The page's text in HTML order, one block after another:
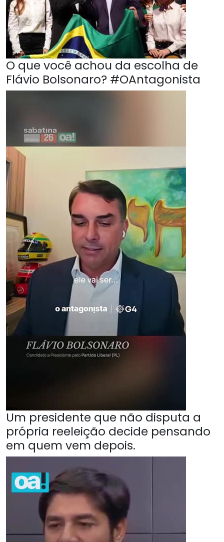
O que você achou da escolha de
Flávio Bolsonaro? #OAntagonista
Um presidente que não disputa a
própria reeleição decide pensando
em quem vem depois.